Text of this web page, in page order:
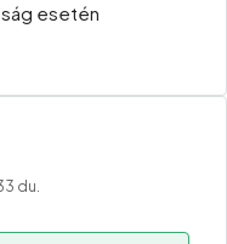
esetén
du.